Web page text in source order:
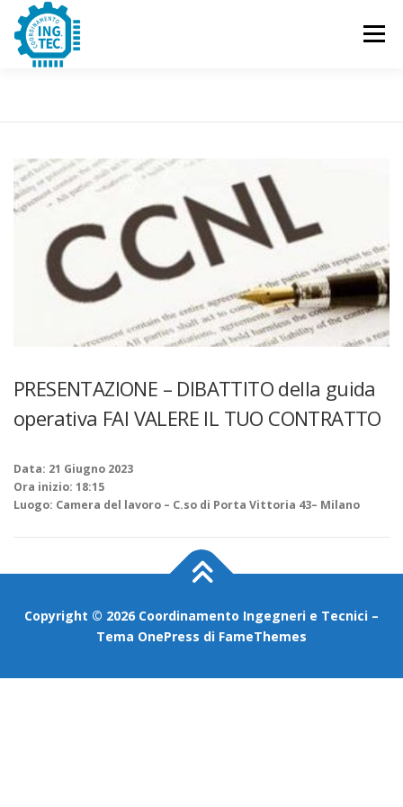
Passa
contenuto
Menu
CONTATTACI
PRESENTAZIONE – DIBATTITO della guida
operativa FAI VALERE IL TUO CONTRATTO
Data: 21 Giugno 2023
Ora inizio: 18:15
Luogo: Camera del lavoro – C.so di Porta Vittoria 43– Milano
Copyright © 2026 Coordinamento Ingegneri e Tecnici –
Tema OnePress di FameThemes